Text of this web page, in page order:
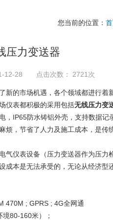
您当前的位置：
压力变送器
12-28 点击次数： 2721次
新的市场机遇，各个领域都进行着
仪表都积极的采用包括无线压力变
，IP65防水铸铝外壳，支持数据记
烦，节省了人力及施工成本，是传
仪表设备（压力变送器作为压力
成本是无法承受的，无论从经济型
; GPRS ; 4G全网通
80-160米）；